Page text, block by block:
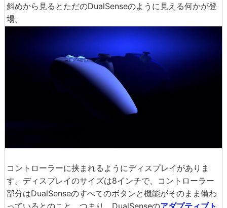
斜めから見るとただのDualSenseのように見える何かが登
場。
コントローラーに挟まれるようにディスプレイがありま
す。ディスプレイのサイズは8インチで、コントローラー
部分はDualSenseのすべてのボタンと機能がそのまま備わ